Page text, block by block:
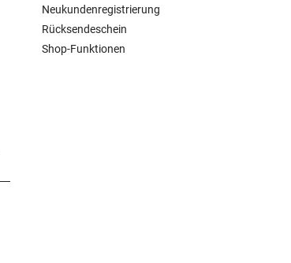
Neukundenregistrierung
Rücksendeschein
Shop-Funktionen